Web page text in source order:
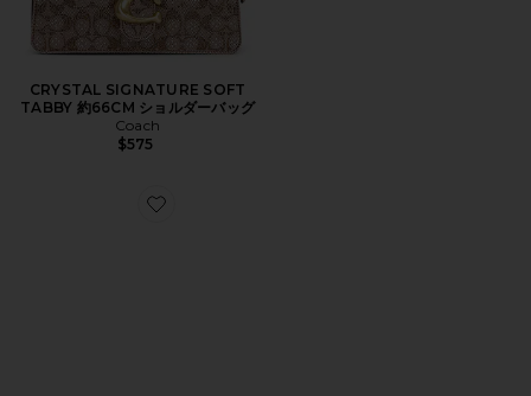
CRYSTAL SIGNATURE SOFT
TABBY 約66CM ショルダーバッグ
Coach
$575
Favorite ビーチサンダル